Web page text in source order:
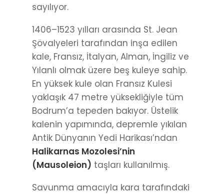
sayılıyor.
1406–1523 yılları arasında St. Jean
Şövalyeleri tarafından inşa edilen
kale, Fransız, İtalyan, Alman, İngiliz ve
Yılanlı olmak üzere beş kuleye sahip.
En yüksek kule olan Fransız Kulesi
yaklaşık 47 metre yüksekliğiyle tüm
Bodrum’a tepeden bakıyor. Üstelik
kalenin yapımında, depremle yıkılan
Antik Dünyanın Yedi Harikası’ndan
Halikarnas Mozolesi’nin
(Mausoleion) taşları kullanılmış.
Savunma amacıyla kara tarafındaki